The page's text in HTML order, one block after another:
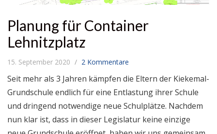
Planung für Container
Lehnitzplatz
15. September 2020 2 Kommentare
Seit mehr als 3 Jahren kämpfen die Eltern der Kiekemal-
Grundschule endlich für eine Entlastung ihrer Schule
und dringend notwendige neue Schulplätze. Nachdem
nun klar ist, dass in dieser Legislatur keine einzige